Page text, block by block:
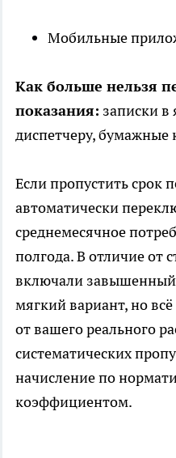
Мобильные
Как больше нельзя
показания: записки
диспетчеру, бумажные
Если пропустить срок
автоматически
среднемесячное
полгода. В отличие от
включали завышенный
мягкий вариант, но
от вашего реального
систематических
начисление по
коэффициентом.